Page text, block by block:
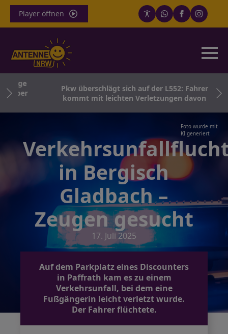
Player öffnen
über
Pkw überschlägt sich auf der L552: Fahrer
kommt mit leichten Verletzungen davon
Foto wurde mit
KI generiert
in Bergisch
Gladbach –
Zeugen gesucht
17. Juli 2025
Auf dem Parkplatz eines Discounters
in Paffrath kam es zu einem
Verkehrsunfall, bei dem eine
Fußgängerin leicht verletzt wurde.
Der Fahrer flüchtete.